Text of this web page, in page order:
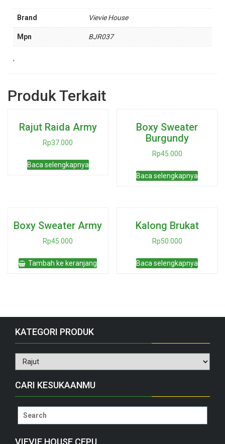
Brand Vievie House
Mpn BJR037
'
Produk Terkait
Rajut Raida Army
Rp37.000
Baca selengkapnya
Boxy Sweater
Burgundy
Rp45.000
Baca selengkapnya
Boxy Sweater Army
Rp45.000
Tambah ke keranjang
Kalong Brukat
Rp50.000
Baca selengkapnya
KATEGORI PRODUK
CARI KESUKAANMU
Search
VIEVIE HOUSE CEPU